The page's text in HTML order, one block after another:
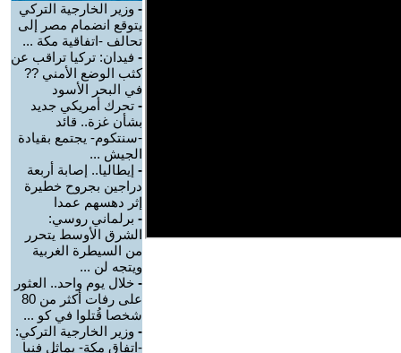
- وزير الخارجية التركي
يتوقع انضمام مصر إلى
تحالف -اتفاقية مكة ...
- فيدان: تركيا تراقب عن
كثب الوضع الأمني ??
في البحر الأسود
- تحرك أمريكي جديد
بشأن غزة.. قائد
-سنتكوم- يجتمع بقيادة
الجيش ...
- إيطاليا.. إصابة أربعة
دراجين بجروح خطيرة
إثر دهسهم عمدا
- برلماني روسي:
الشرق الأوسط يتحرر
من السيطرة الغربية
ويتجه لن ...
- خلال يوم واحد.. العثور
على رفات أكثر من 80
شخصا قُتلوا في كو ...
- وزير الخارجية التركي:
-اتفاق مكة- يماثل فنيا